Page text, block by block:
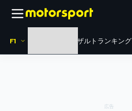
F1 リザルト ランキング